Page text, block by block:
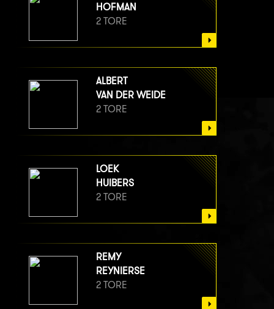
HOFMAN
2 TORE
ALBERT
VAN DER WEIDE
2 TORE
LOEK
HUIBERS
2 TORE
REMY
REYNIERSE
2 TORE